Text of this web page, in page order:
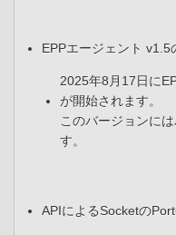
EPPエージェント v1.5
2025年8月17日に
が開始されます。​
このバージョンに
す。
APIによるSocketの